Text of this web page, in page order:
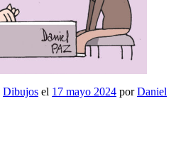
Dibujos el 17 mayo 2024 porDaniel